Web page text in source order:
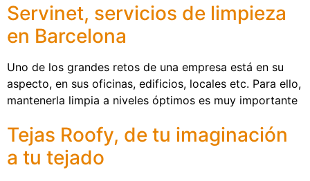
Servinet, servicios de limpieza
en Barcelona
Uno de los grandes retos de una empresa está en su
aspecto, en sus oficinas, edificios, locales etc. Para ello,
mantenerla limpia a niveles óptimos es muy importante
Tejas Roofy, de tu imaginación
a tu tejado